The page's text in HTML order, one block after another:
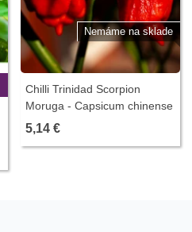
Nemáme na sklade
Chilli Trinidad Scorpion
Moruga - Capsicum chinense
- predaj semien - 5 ks
5,14 €